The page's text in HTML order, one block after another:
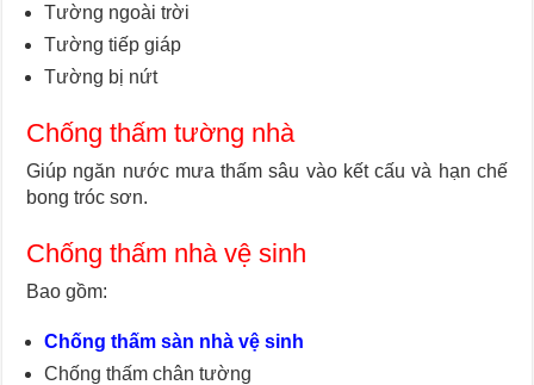
Tường ngoài trời
Tường tiếp giáp
Tường bị nứt
Chống thấm tường nhà
Giúp ngăn nước mưa thấm sâu vào kết cấu và hạn chế
bong tróc sơn.
Chống thấm nhà vệ sinh
Bao gồm:
Chống thấm sàn nhà vệ sinh
Chống thấm chân tường